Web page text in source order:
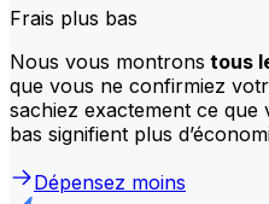
Frais plus bas
Nous vous montrons tous
que vous ne confirmiez
sachiez exactement ce
bas signifient plus
Dépensez moins